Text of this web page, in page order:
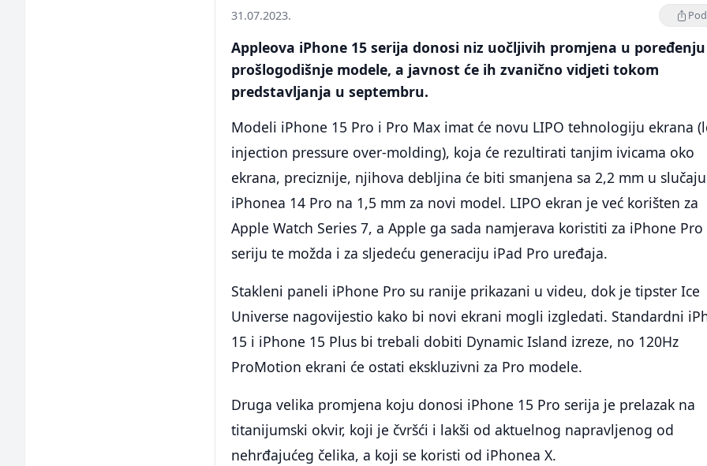
31.07.2023.
Appleova iPhone 15 serija donosi niz uočljivih promjena u
prošlogodišnje modele, a javnost će ih zvanično vidjeti tokom
predstavljanja u septembru.
Modeli iPhone 15 Pro i Pro Max imat će novu LIPO tehnologiju ekrana
injection pressure over-molding), koja će rezultirati tanjim ivicama oko
ekrana, preciznije, njihova debljina će biti smanjena sa 2,2 mm u slučaju
iPhonea 14 Pro na 1,5 mm za novi model. LIPO ekran je već korišten za
Apple Watch Series 7, a Apple ga sada namjerava koristiti za iPhone Pro
seriju te možda i za sljedeću generaciju iPad Pro uređaja.
Stakleni paneli iPhone Pro su ranije prikazani u videu, dok je tipster Ice
Universe nagovijestio kako bi novi ekrani mogli izgledati. Standardni
15 i iPhone 15 Plus bi trebali dobiti Dynamic Island izreze, no 120Hz
ProMotion ekrani će ostati ekskluzivni za Pro modele.
Druga velika promjena koju donosi iPhone 15 Pro serija je prelazak na
titanijumski okvir, koji je čvršći i lakši od aktuelnog napravljenog od
nehrđajućeg čelika, a koji se koristi od iPhonea X.